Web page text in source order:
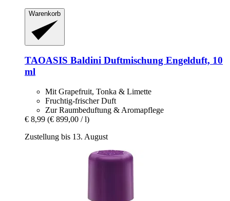
Warenkorb
TAOASIS Baldini Duftmischung Engelduft, 10
ml
Mit Grapefruit, Tonka & Limette
Fruchtig-frischer Duft
Zur Raumbeduftung & Aromapflege
€ 8,99 (€ 899,00 / l)
Zustellung bis 13. August